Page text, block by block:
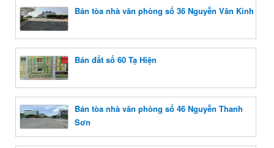
Bán tòa nhà văn phòng số 36 Nguyễn Văn Kỉnh
Bán đất số 60 Tạ Hiện
Bán tòa nhà văn phòng số 46 Nguyễn Thanh
Sơn